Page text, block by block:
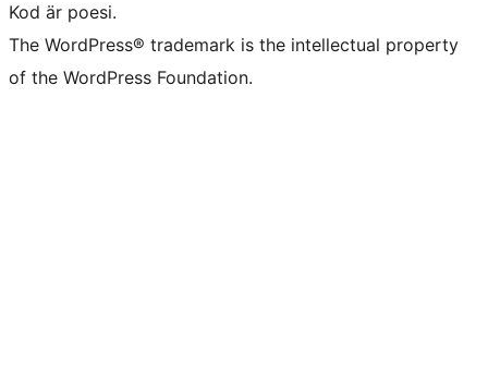
Kod är poesi.
The WordPress® trademark is the intellectual property
of the WordPress Foundation.